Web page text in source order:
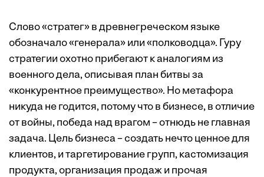
Слово «стратег» в древнегреческом языке
обозначало «генерала» или «полководца». Гуру
стратегии охотно прибегают к аналогиям из
военного дела, описывая план битвы за
«конкурентное преимущество». Но метафора
никуда не годится, потому что в бизнесе, в отличие
от войны, победа над врагом – отнюдь не главная
задача. Цель бизнеса – создать нечто ценное для
клиентов, и таргетирование групп, кастомизация
продукта, организация продаж и прочая